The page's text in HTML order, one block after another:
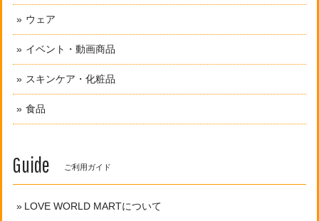
ウェア
イベント・動画商品
スキンケア・化粧品
食品
Guide ご利用ガイド
LOVE WORLD MARTについて